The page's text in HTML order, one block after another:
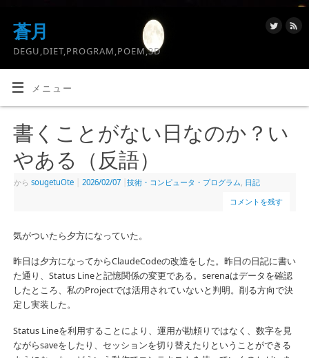
蒼月
DEGU,DIET,PROGRAM,POEM,3D
メニュー
書くことがない日なのか？い
やある（反語）
から sougetuOte 2026/02/07 技術・コンピュータ・プログラム 日記
コメントを残す
気がついたら夕方になっていた。
昨日は夕方になってからClaudeCodeの改造をした。昨日の日記に書い
た通り、Status Lineと記憶関係の変更である。serenaはデータを確認
したところ、私のProjectでは活用されていないと判明。削る方向で決
定し実装した。
Status Lineを利用することにより、運用が勘頼りではなく、数字を見
ながらsaveをしたり、セッションを切り替えたりということができる